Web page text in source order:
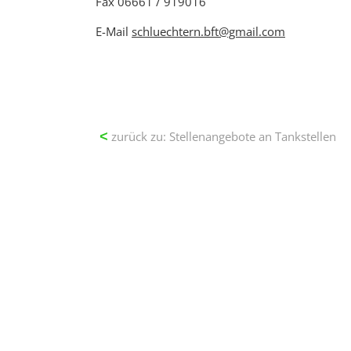
E-Mail schluechtern.bft@gmail.com
< zurück zu: Stellenangebote an Tankstellen